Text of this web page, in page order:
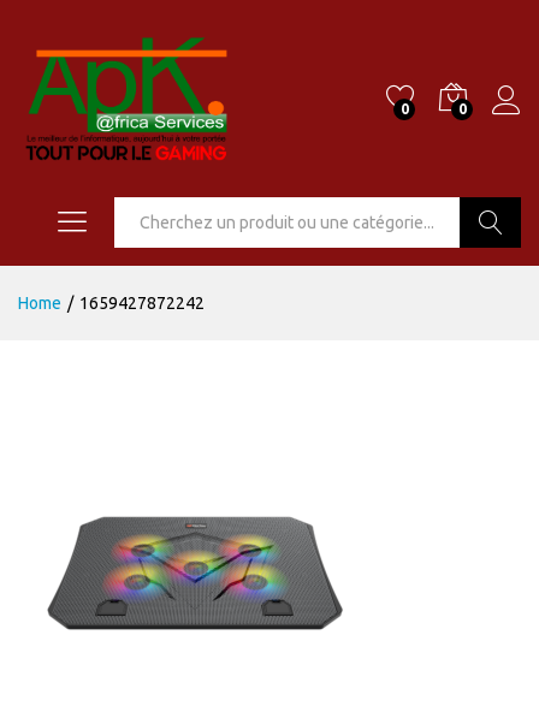
0 0
Home / 1659427872242